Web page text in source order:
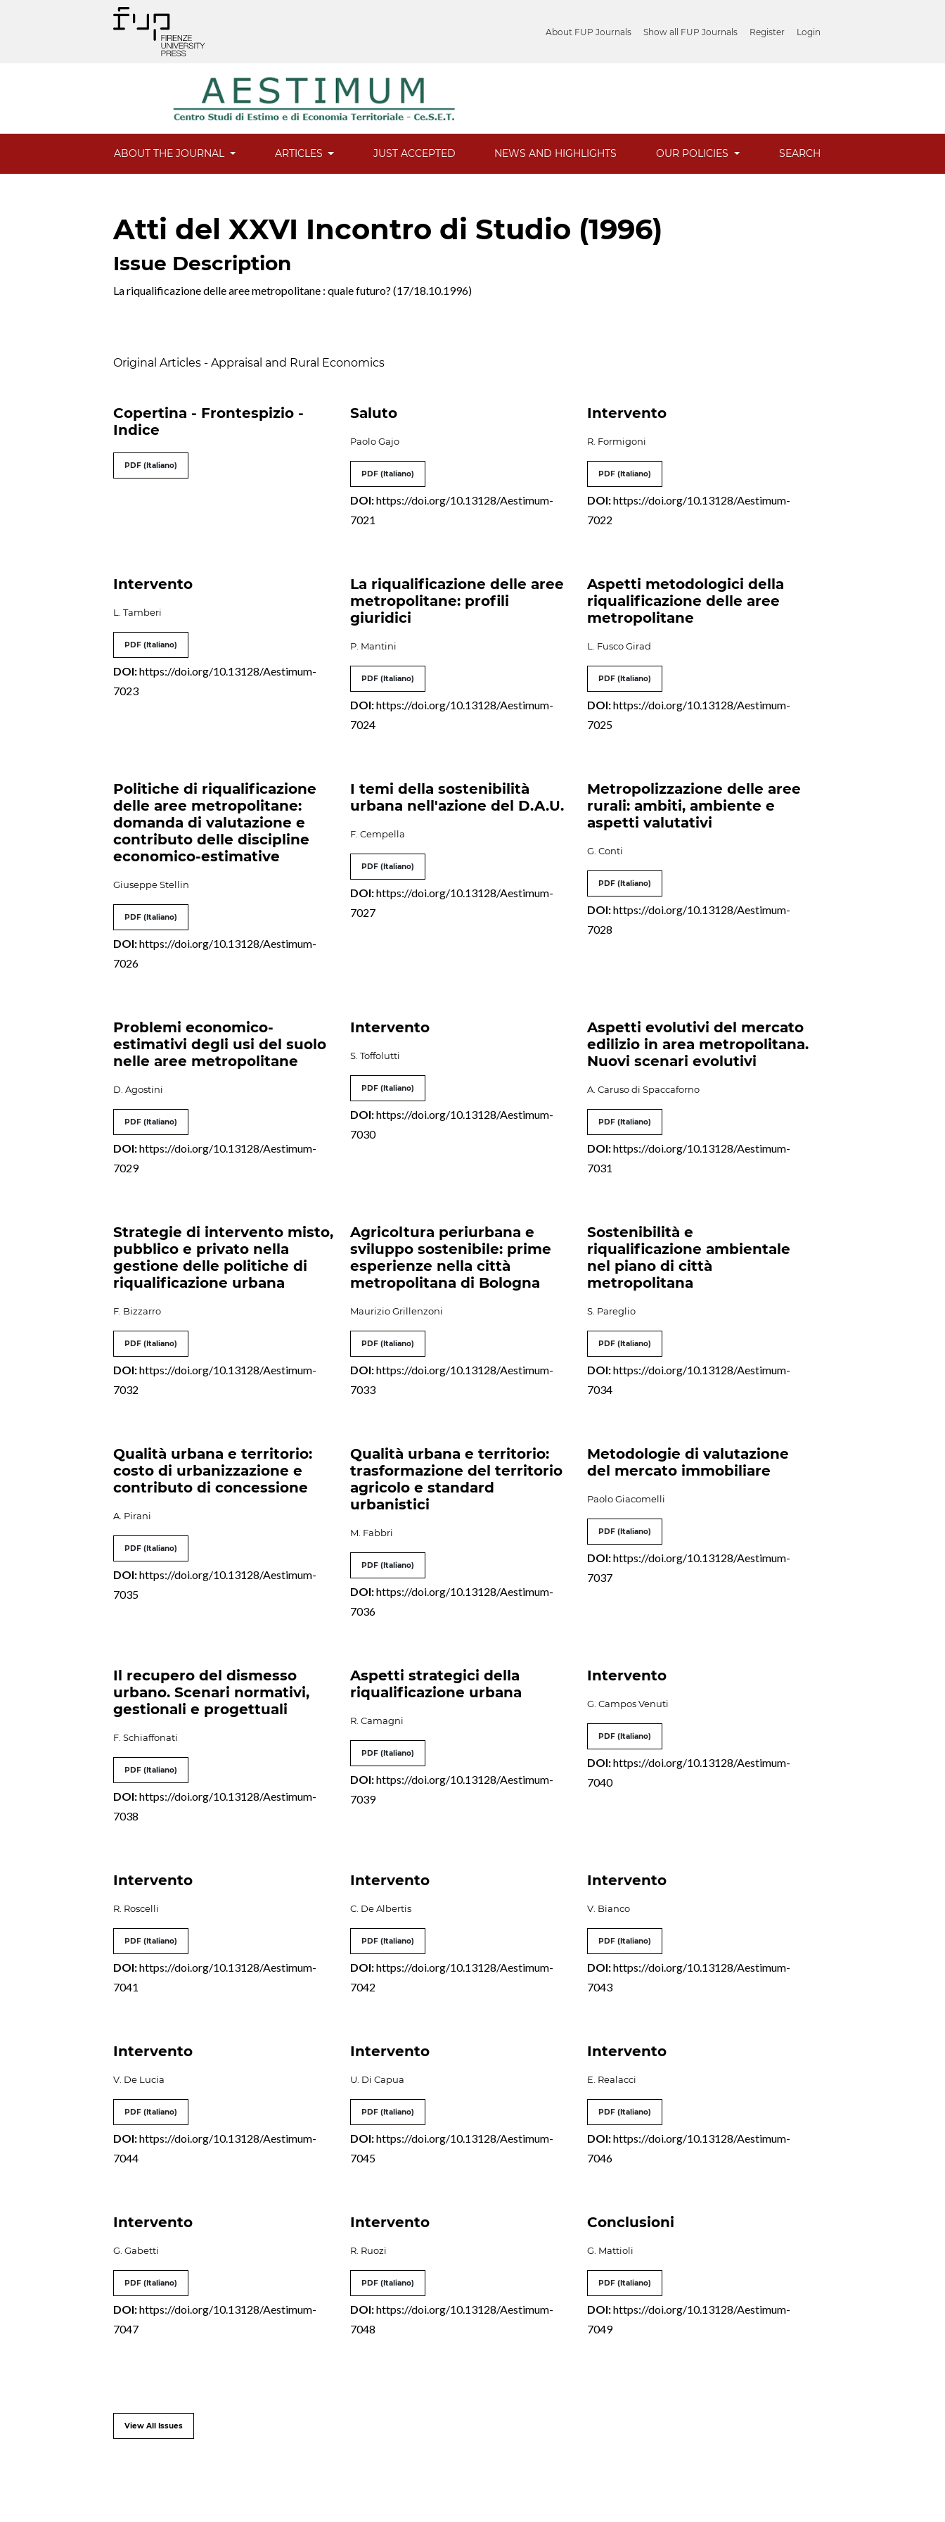
About FUP Journals Show all FUP Journals Register Login
ABOUT THE JOURNAL ARTICLES JUST ACCEPTED NEWS AND HIGHLIGHTS OUR POLICIES SEARCH
Atti del XXVI Incontro di Studio (1996)
Issue Description
La riqualificazione delle aree metropolitane : quale futuro? (17/18.10.1996)
Original Articles - Appraisal and Rural Economics
Copertina - Frontespizio -
Indice
PDF (Italiano)
Saluto
Paolo Gajo
PDF (Italiano)
DOI:https://doi.org/10.13128/Aestimum-
7021
Intervento
R. Formigoni
PDF (Italiano)
DOI:https://doi.org/10.13128/Aestimum-
7022
Intervento
L. Tamberi
PDF (Italiano)
DOI:https://doi.org/10.13128/Aestimum-
7023
La riqualificazione delle aree
metropolitane: profili
giuridici
P. Mantini
PDF (Italiano)
DOI:https://doi.org/10.13128/Aestimum-
7024
Aspetti metodologici della
riqualificazione delle aree
metropolitane
L. Fusco Girad
PDF (Italiano)
DOI:https://doi.org/10.13128/Aestimum-
7025
Politiche di riqualificazione
delle aree metropolitane:
domanda di valutazione e
contributo delle discipline
economico-estimative
Giuseppe Stellin
PDF (Italiano)
DOI:https://doi.org/10.13128/Aestimum-
7026
I temi della sostenibilità
urbana nell'azione del D.A.U.
F. Cempella
PDF (Italiano)
DOI:https://doi.org/10.13128/Aestimum-
7027
Metropolizzazione delle aree
rurali: ambiti, ambiente e
aspetti valutativi
G. Conti
PDF (Italiano)
DOI:https://doi.org/10.13128/Aestimum-
7028
Problemi economico-
estimativi degli usi del suolo
nelle aree metropolitane
D. Agostini
PDF (Italiano)
DOI:https://doi.org/10.13128/Aestimum-
7029
Intervento
S. Toffolutti
PDF (Italiano)
DOI:https://doi.org/10.13128/Aestimum-
7030
Aspetti evolutivi del mercato
edilizio in area metropolitana.
Nuovi scenari evolutivi
A. Caruso di Spaccaforno
PDF (Italiano)
DOI:https://doi.org/10.13128/Aestimum-
7031
Strategie di intervento misto,
pubblico e privato nella
gestione delle politiche di
riqualificazione urbana
F. Bizzarro
PDF (Italiano)
DOI:https://doi.org/10.13128/Aestimum-
7032
Agricoltura periurbana e
sviluppo sostenibile: prime
esperienze nella città
metropolitana di Bologna
Maurizio Grillenzoni
PDF (Italiano)
DOI:https://doi.org/10.13128/Aestimum-
7033
Sostenibilità e
riqualificazione ambientale
nel piano di città
metropolitana
S. Pareglio
PDF (Italiano)
DOI:https://doi.org/10.13128/Aestimum-
7034
Qualità urbana e territorio:
costo di urbanizzazione e
contributo di concessione
A. Pirani
PDF (Italiano)
DOI:https://doi.org/10.13128/Aestimum-
7035
Qualità urbana e territorio:
trasformazione del territorio
agricolo e standard
urbanistici
M. Fabbri
PDF (Italiano)
DOI:https://doi.org/10.13128/Aestimum-
7036
Metodologie di valutazione
del mercato immobiliare
Paolo Giacomelli
PDF (Italiano)
DOI:https://doi.org/10.13128/Aestimum-
7037
Il recupero del dismesso
urbano. Scenari normativi,
gestionali e progettuali
F. Schiaffonati
PDF (Italiano)
DOI:https://doi.org/10.13128/Aestimum-
7038
Aspetti strategici della
riqualificazione urbana
R. Camagni
PDF (Italiano)
DOI:https://doi.org/10.13128/Aestimum-
7039
Intervento
G. Campos Venuti
PDF (Italiano)
DOI:https://doi.org/10.13128/Aestimum-
7040
Intervento
R. Roscelli
PDF (Italiano)
DOI:https://doi.org/10.13128/Aestimum-
7041
Intervento
C. De Albertis
PDF (Italiano)
DOI:https://doi.org/10.13128/Aestimum-
7042
Intervento
V. Bianco
PDF (Italiano)
DOI:https://doi.org/10.13128/Aestimum-
7043
Intervento
V. De Lucia
PDF (Italiano)
DOI:https://doi.org/10.13128/Aestimum-
7044
Intervento
U. Di Capua
PDF (Italiano)
DOI:https://doi.org/10.13128/Aestimum-
7045
Intervento
E. Realacci
PDF (Italiano)
DOI:https://doi.org/10.13128/Aestimum-
7046
Intervento
G. Gabetti
PDF (Italiano)
DOI:https://doi.org/10.13128/Aestimum-
7047
Intervento
R. Ruozi
PDF (Italiano)
DOI:https://doi.org/10.13128/Aestimum-
7048
Conclusioni
G. Mattioli
PDF (Italiano)
DOI:https://doi.org/10.13128/Aestimum-
7049
View All Issues